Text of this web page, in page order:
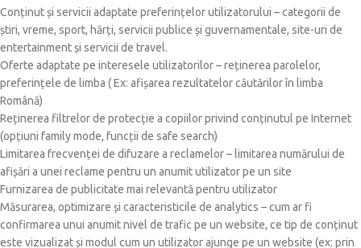
Conținut și servicii adaptate preferințelor utilizatorului – categorii de
știri, vreme, sport, hărți, servicii publice și guvernamentale, site-uri de
entertainment și servicii de travel.
Oferte adaptate pe interesele utilizatorilor – reținerea parolelor,
preferințele de limba ( Ex: afișarea rezultatelor căutărilor în limba
Română)
Reținerea filtrelor de protecție a copiilor privind conținutul pe Internet
(opțiuni family mode, funcții de safe search)
Limitarea frecvenței de difuzare a reclamelor – limitarea numărului de
afișări a unei reclame pentru un anumit utilizator pe un site
Furnizarea de publicitate mai relevantă pentru utilizator
Măsurarea, optimizare și caracteristicile de analytics – cum ar fi
confirmarea unui anumit nivel de trafic pe un website, ce tip de conținut
este vizualizat și modul cum un utilizator ajunge pe un website (ex: prin